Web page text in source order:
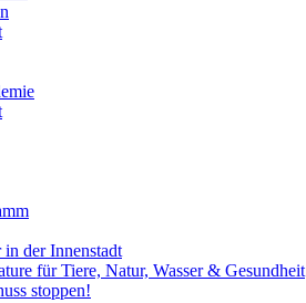
der Innenstadt
für Tiere, Natur, Wasser & Gesundheit
stoppen!